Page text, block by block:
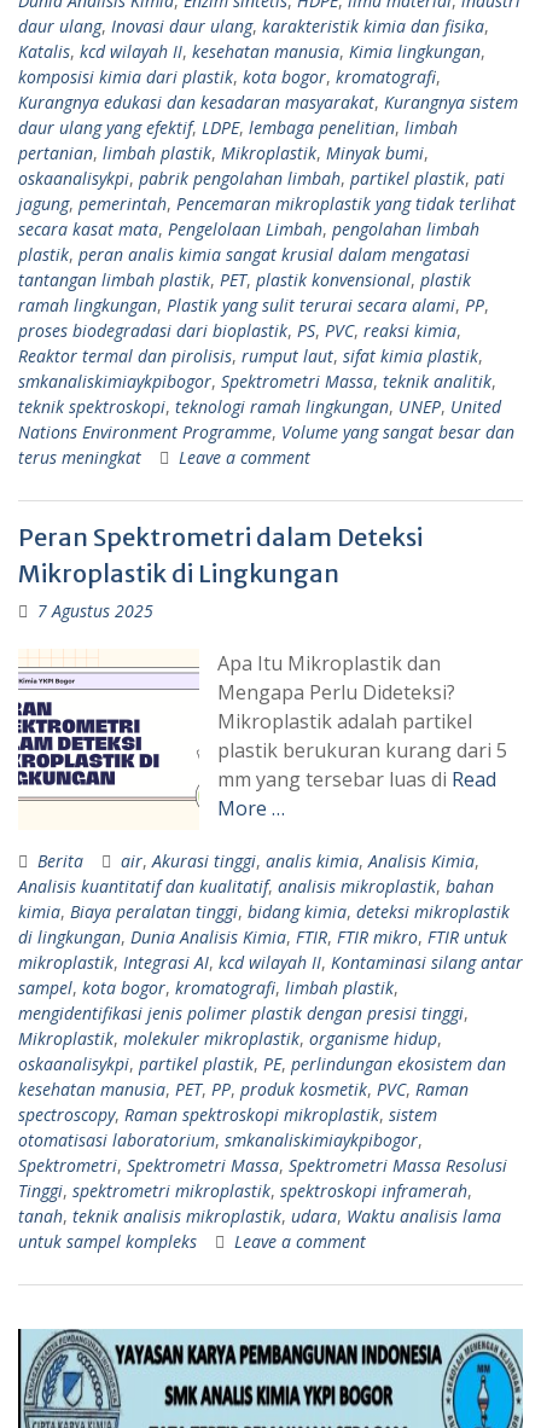
daur ulang, Inovasi daur ulang, karakteristik kimia dan fisika,
Katalis, kcd wilayah II, kesehatan manusia, Kimia lingkungan,
komposisi kimia dari plastik, kota bogor, kromatografi,
Kurangnya edukasi dan kesadaran masyarakat, Kurangnya sistem
daur ulang yang efektif, LDPE, lembaga penelitian, limbah
pertanian, limbah plastik, Mikroplastik, Minyak bumi,
oskaanalisykpi, pabrik pengolahan limbah, partikel plastik, pati
jagung, pemerintah, Pencemaran mikroplastik yang tidak terlihat
secara kasat mata, Pengelolaan Limbah, pengolahan limbah
plastik, peran analis kimia sangat krusial dalam mengatasi
tantangan limbah plastik, PET, plastik konvensional, plastik
ramah lingkungan, Plastik yang sulit terurai secara alami, PP,
proses biodegradasi dari bioplastik, PS, PVC, reaksi kimia,
Reaktor termal dan pirolisis, rumput laut, sifat kimia plastik,
smkanaliskimiaykpibogor, Spektrometri Massa, teknik analitik,
teknik spektroskopi, teknologi ramah lingkungan, UNEP, United
Nations Environment Programme, Volume yang sangat besar dan
terus meningkat
Leave a comment
Peran Spektrometri dalam Deteksi
Mikroplastik di Lingkungan
7 Agustus 2025
Apa Itu Mikroplastik dan
Mengapa Perlu Dideteksi?
Mikroplastik adalah partikel
plastik berukuran kurang dari 5
mm yang tersebar luas di Read
More …
Berita air, Akurasi tinggi, analis kimia, Analisis Kimia,
Analisis kuantitatif dan kualitatif, analisis mikroplastik, bahan
kimia, Biaya peralatan tinggi, bidang kimia, deteksi mikroplastik
di lingkungan, Dunia Analisis Kimia, FTIR, FTIR mikro, FTIR untuk
mikroplastik, Integrasi AI, kcd wilayah II, Kontaminasi silang antar
sampel, kota bogor, kromatografi, limbah plastik,
mengidentifikasi jenis polimer plastik dengan presisi tinggi,
Mikroplastik, molekuler mikroplastik, organisme hidup,
oskaanalisykpi, partikel plastik, PE, perlindungan ekosistem dan
kesehatan manusia, PET, PP, produk kosmetik, PVC, Raman
spectroscopy, Raman spektroskopi mikroplastik, sistem
otomatisasi laboratorium, smkanaliskimiaykpibogor,
Spektrometri, Spektrometri Massa, Spektrometri Massa Resolusi
Tinggi, spektrometri mikroplastik, spektroskopi inframerah,
tanah, teknik analisis mikroplastik, udara, Waktu analisis lama
untuk sampel kompleks
Leave a comment